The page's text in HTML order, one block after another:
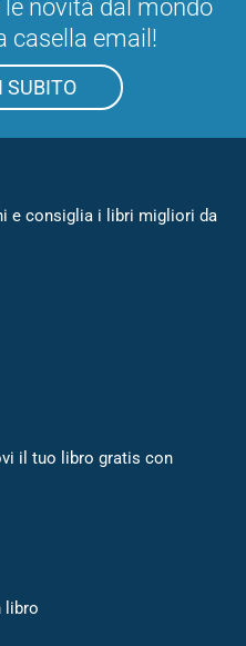
le novità dal mondo
casella email!
SUBITO
e consiglia i libri migliori da
il tuo libro gratis con
libro